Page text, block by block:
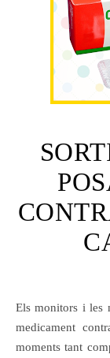
Els monitors i les monitores del Catesplai us volem presentar el
medicament
moments tant